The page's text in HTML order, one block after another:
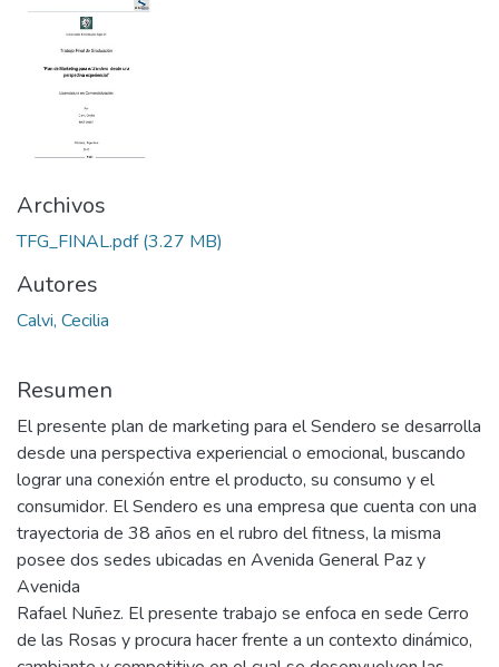
Archivos
TFG_FINAL.pdf(3.27 MB)
Autores
Calvi, Cecilia
Resumen
El presente plan de marketing para el Sendero se desarrolla
desde una perspectiva experiencial o emocional, buscando
lograr una conexión entre el producto, su consumo y el
consumidor. El Sendero es una empresa que cuenta con una
trayectoria de 38 años en el rubro del fitness, la misma
posee dos sedes ubicadas en Avenida General Paz y
Avenida
Rafael Nuñez. El presente trabajo se enfoca en sede Cerro
de las Rosas y procura hacer frente a un contexto dinámico,